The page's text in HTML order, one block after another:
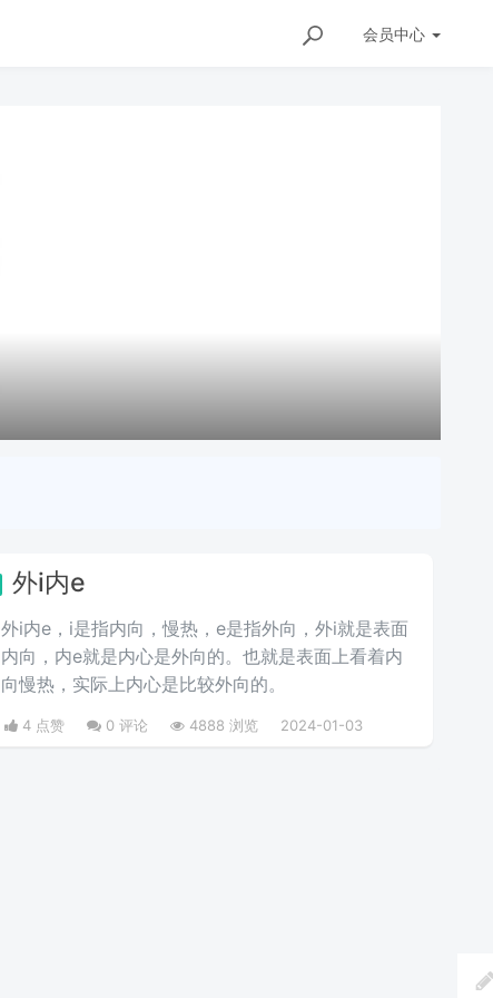
会员中心
外i内e
外i内e，i是指内向，慢热，e是指外向，外i就是表面
内向，内e就是内心是外向的。也就是表面上看着内
向慢热，实际上内心是比较外向的。
4 点赞 0 评论 4888 浏览 2024-01-03